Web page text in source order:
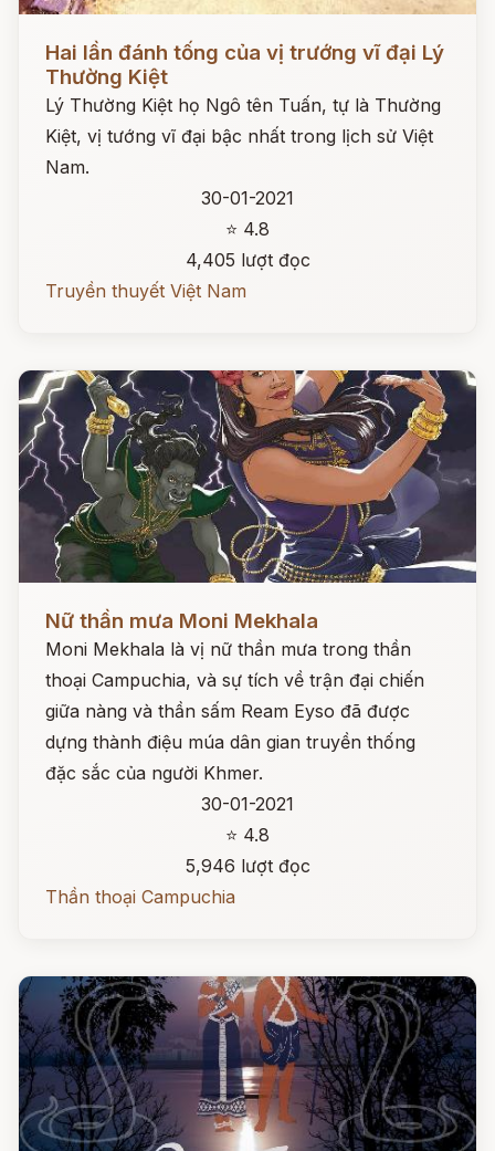
Đọc ngay
Hai lần đánh tống của vị trướng vĩ đại Lý
Thường Kiệt
Lý Thường Kiệt họ Ngô tên Tuấn, tự là Thường
Kiệt, vị tướng vĩ đại bậc nhất trong lịch sử Việt
Nam.
30-01-2021
⭐ 4.8
4,405 lượt đọc
Truyền thuyết Việt Nam
Nữ thần mưa Moni Mekhala
Moni Mekhala là vị nữ thần mưa trong thần
thoại Campuchia, và sự tích về trận đại chiến
giữa nàng và thần sấm Ream Eyso đã được
dựng thành điệu múa dân gian truyền thống
đặc sắc của người Khmer.
30-01-2021
⭐ 4.8
5,946 lượt đọc
Thần thoại Campuchia